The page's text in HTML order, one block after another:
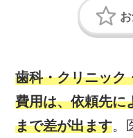
歯科・クリニック
費用は、依頼先に
まで差が出ます。